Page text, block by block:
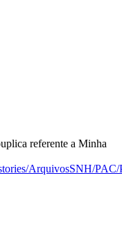
referente a Minha
ArquivosSNH/PAC/